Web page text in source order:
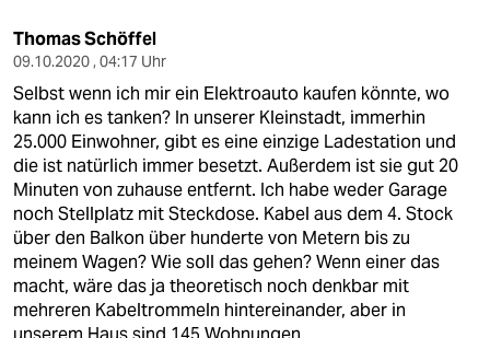
Thomas Schöffel
09.10.2020 , 04:17 Uhr
Selbst wenn ich mir ein Elektroauto kaufen könnte, wo
kann ich es tanken? In unserer Kleinstadt, immerhin
25.000 Einwohner, gibt es eine einzige Ladestation und
die ist natürlich immer besetzt. Außerdem ist sie gut 20
Minuten von zuhause entfernt. Ich habe weder Garage
noch Stellplatz mit Steckdose. Kabel aus dem 4. Stock
über den Balkon über hunderte von Metern bis zu
meinem Wagen? Wie soll das gehen? Wenn einer das
macht, wäre das ja theoretisch noch denkbar mit
mehreren Kabeltrommeln hintereinander, aber in